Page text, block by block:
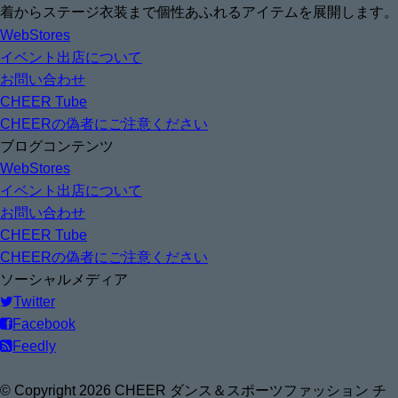
着からステージ衣装まで個性あふれるアイテムを展開します。
WebStores
イベント出店について
お問い合わせ
CHEER Tube
CHEERの偽者にご注意ください
ブログコンテンツ
WebStores
イベント出店について
お問い合わせ
CHEER Tube
CHEERの偽者にご注意ください
ソーシャルメディア
Twitter
Facebook
Feedly
© Copyright 2026 CHEER ダンス＆スポーツファッション チ